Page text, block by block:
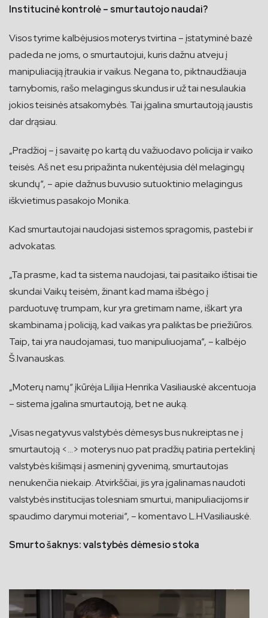
Institucinė kontrolė – smurtautojo naudai?
Visos tyrime kalbėjusios moterys tvirtina – įstatyminė bazė
padeda ne joms, o smurtautojui, kuris dažnu atveju į
manipuliaciją įtraukia ir vaikus. Negana to, piktnaudžiauja
tarnybomis, rašo melagingus skundus ir už tai nesulaukia
jokios teisinės atsakomybės. Tai įgalina smurtautoją jaustis
dar drąsiau.
„Pradžioj – į savaitę po kartą du važiuodavo policija ir vaiko
teisės. Aš net esu pripažinta nukentėjusia dėl melagingų
skundų“, – apie dažnus buvusio sutuoktinio melagingus
iškvietimus pasakojo Monika.
Kad smurtautojai naudojasi sistemos spragomis, pastebi ir
advokatas.
„Ta prasme, kad ta sistema naudojasi, tai pasitaiko ištisai tie
skundai Vaikų teisėm, žinant kad mama išbėgo į
parduotuvę trumpam, kur yra gretimam name, iškart yra
skambinama į policiją, kad vaikas yra paliktas be priežiūros.
Taip, tai yra naudojamasi, tuo manipuliuojama“, – kalbėjo
Š.Ivanauskas.
„Moterų namų“ įkūrėja Lilijia Henrika Vasiliauskė akcentuoja
– sistema įgalina smurtautoją, bet ne auką.
„Visas negatyvus valstybės dėmesys bus nukreiptas ne į
smurtautoją <…> moterys nuo pat pradžių patiria perteklinį
valstybės kišimąsi į asmeninį gyvenimą, smurtautojas
nenukenčia niekaip. Atvirkščiai, jis yra įgalinamas naudoti
valstybės institucijas tolesniam smurtui, manipuliacijoms ir
spaudimo darymui moteriai“, – komentavo L.H.Vasiliauskė.
Smurto šaknys: valstybės dėmesio stoka